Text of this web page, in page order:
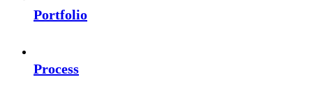
Portfolio
Process